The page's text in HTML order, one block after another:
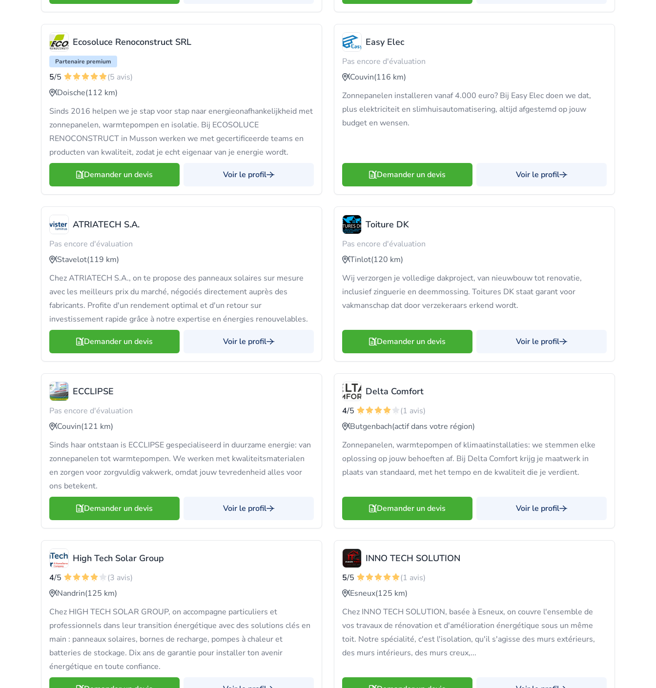
Ecosoluce Renoconstruct SRL
Partenaire premium
5/5
(5 avis)
Doische(112 km)
Sinds 2016 helpen we je stap voor stap naar energieonafhankelijkheid met
zonnepanelen, warmtepompen en isolatie. Bij ECOSOLUCE
RENOCONSTRUCT in Musson werken we met gecertificeerde teams en
producten van kwaliteit, zodat je echt eigenaar van je energie wordt.
Demander un devis Voir le profil
Easy Elec
Pas encore d'évaluation
Couvin(116 km)
Zonnepanelen installeren vanaf 4.000 euro? Bij Easy Elec doen we dat,
plus elektriciteit en slimhuisautomatisering, altijd afgestemd op jouw
budget en wensen.
Demander un devis Voir le profil
ATRIATECH S.A.
Pas encore d'évaluation
Stavelot(119 km)
Chez ATRIATECH S.A., on te propose des panneaux solaires sur mesure
avec les meilleurs prix du marché, négociés directement auprès des
fabricants. Profite d'un rendement optimal et d'un retour sur
investissement rapide grâce à notre expertise en énergies renouvelables.
Demander un devis Voir le profil
Toiture DK
Pas encore d'évaluation
Tinlot(120 km)
Wij verzorgen je volledige dakproject, van nieuwbouw tot renovatie,
inclusief zinguerie en deemmossing. Toitures DK staat garant voor
vakmanschap dat door verzekeraars erkend wordt.
Demander un devis Voir le profil
ECCLIPSE
Pas encore d'évaluation
Couvin(121 km)
Sinds haar ontstaan is ECCLIPSE gespecialiseerd in duurzame energie: van
zonnepanelen tot warmtepompen. We werken met kwaliteitsmaterialen
en zorgen voor zorgvuldig vakwerk, omdat jouw tevredenheid alles voor
ons betekent.
Demander un devis Voir le profil
Delta Comfort
4/5
(1 avis)
Butgenbach(actif dans votre région)
Zonnepanelen, warmtepompen of klimaatinstallaties: we stemmen elke
oplossing op jouw behoeften af. Bij Delta Comfort krijg je maatwerk in
plaats van standaard, met het tempo en de kwaliteit die je verdient.
Demander un devis Voir le profil
High Tech Solar Group
4/5
(3 avis)
Nandrin(125 km)
Chez HIGH TECH SOLAR GROUP, on accompagne particuliers et
professionnels dans leur transition énergétique avec des solutions clés en
main : panneaux solaires, bornes de recharge, pompes à chaleur et
batteries de stockage. Dix ans de garantie pour installer ton avenir
énergétique en toute confiance.
INNO TECH SOLUTION
5/5
(1 avis)
Esneux(125 km)
Chez INNO TECH SOLUTION, basée à Esneux, on couvre l'ensemble de
vos travaux de rénovation et d'amélioration énergétique sous un même
toit. Notre spécialité, c'est l'isolation, qu'il s'agisse des murs extérieurs,
des murs intérieurs, des murs creux,...